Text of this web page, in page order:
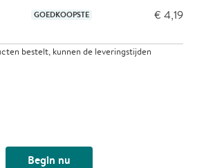
GOEDKOOPSTE € 4,19
bestelt, kunnen de leveringstijden
Begin nu